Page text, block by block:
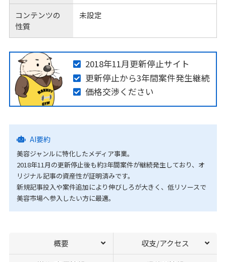
コンテンツの
性質
未設定
2018年11月更新停止サイト
更新停止から3年間案件発生継続
価格交渉ください
AI要約
美容ジャンルに特化したメディア事業。
2018年11月の更新停止後も約3年間案件が継続発生しており、オ
リジナル記事の資産性が証明済みです。
新規記事投入や案件追加により伸びしろが大きく、低リソースで
美容市場へ参入したい方に最適。
概要 収支/アクセス